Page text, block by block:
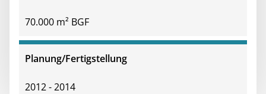
70.000 m² BGF
Planung/Fertigstellung
2012 - 2014